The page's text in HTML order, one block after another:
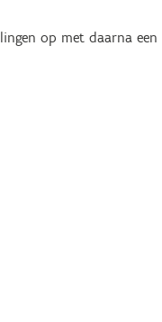
op met daarna een